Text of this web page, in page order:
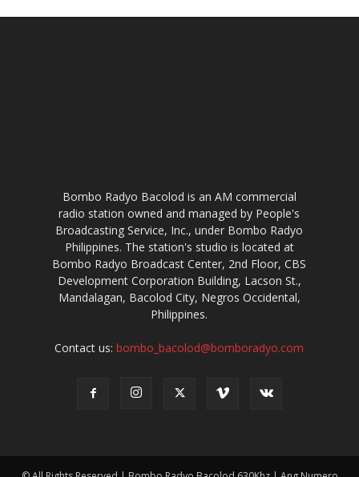
Bombo Radyo Bacolod is an AM commercial
radio station owned and managed by People's
Broadcasting Service, Inc., under Bombo Radyo
Philippines. The station's studio is located at
Bombo Radyo Broadcast Center, 2nd Floor, CBS
Development Corporation Building, Lacson St.,
Mandalagan, Bacolod City, Negros Occidental,
Philippines.
Contact us:bombo_bacolod@bomboradyo.com